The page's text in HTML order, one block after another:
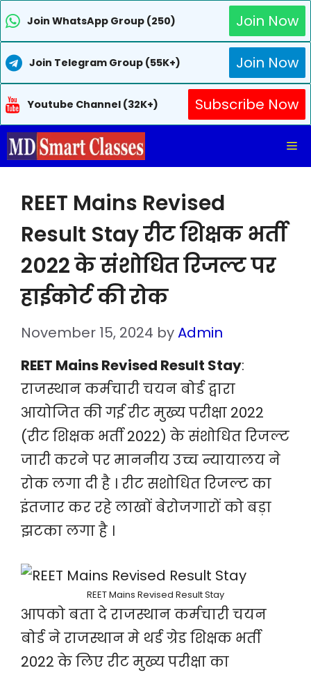
Join WhatsApp Group (250) Join Now
Join Telegram Group (55K+) Join Now
Youtube Channel (32K+)
Subscribe Now
Skip
to
REET Mains Revised
Result Stay रीट शिक्षक भर्ती
2022 के संशोधित रिजल्ट पर
हाईकोर्ट की रोक
November 15, 2024 byAdmin
REET Mains Revised Result Stay:
राजस्थान कर्मचारी चयन बोर्ड द्वारा
आयोजित की गई रीट मुख्य परीक्षा 2022
(रीट शिक्षक भर्ती 2022) के संशोधित रिजल्ट
जारी करने पर माननीय उच्च न्यायालय ने
रोक लगा दी है । रीट सशोधित रिजल्ट का
इंतजार कर रहे लाखों बेरोजगारों को बड़ा
झटका लगा है ।
REET Mains Revised Result Stay
आपको बता दे राजस्थान कर्मचारी चयन
बोर्ड ने राजस्थान मे थर्ड ग्रेड शिक्षक भर्ती
2022 के लिए रीट मुख्य परीक्षा का